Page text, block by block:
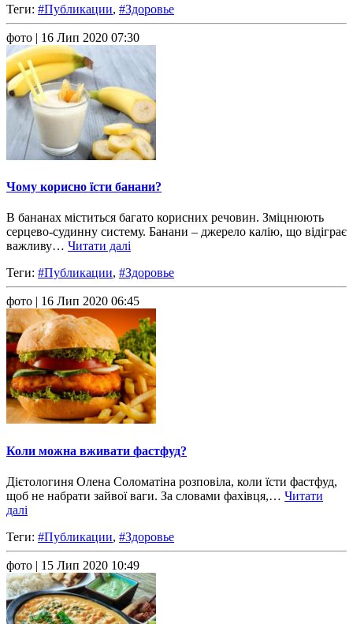
Теги: #Публикации, #Здоровье
фото | 16 Лип 2020 07:30
Чому корисно їсти банани?
В бананах міститься багато корисних речовин. Зміцнюють
серцево-судинну систему. Банани – джерело калію, що відіграє
важливу… Читати далі
Теги: #Публикации, #Здоровье
фото | 16 Лип 2020 06:45
Коли можна вживати фастфуд?
Дієтологиня Олена Соломатіна розповіла, коли їсти фастфуд,
щоб не набрати зайвої ваги. За словами фахівця,… Читати
далі
Теги: #Публикации, #Здоровье
фото | 15 Лип 2020 10:49